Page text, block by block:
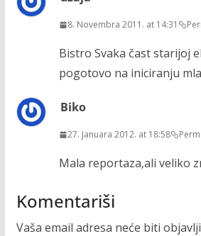
8. Novembra 2011. at 14:31
Bistro Svaka čast starijoj
pogotovo na iniciranju
Biko
27. Januara 2012. at 18:58
Mala reportaza,ali veliko
Komentariši
Vaša email adresa neće biti